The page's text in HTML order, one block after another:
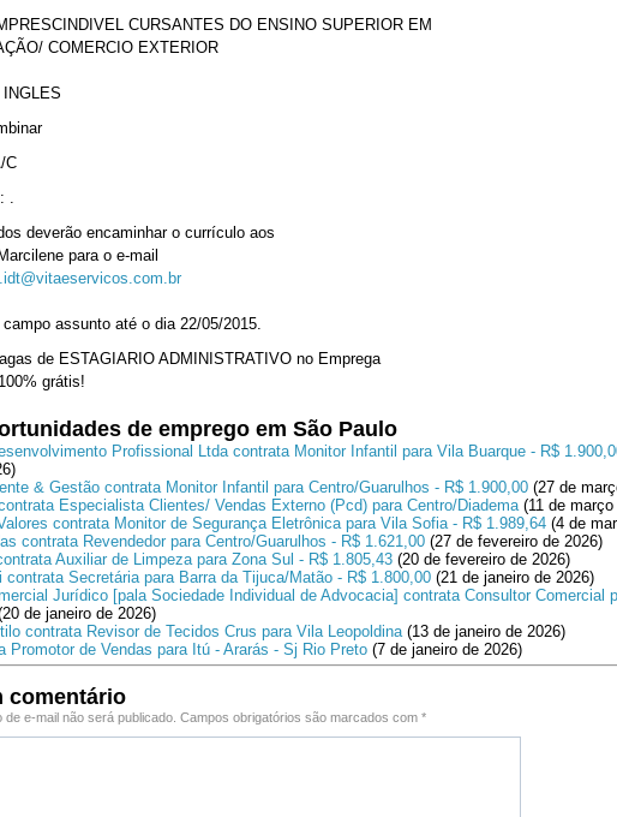
CURSANTES DO ENSINO SUPERIOR EM
COMERCIO EXTERIOR
C
.
deverão encaminhar o currículo aos
para o e-mail
campo assunto até o dia 22/05/2015.
de ESTAGIARIO ADMINISTRATIVO no Emprega
grátis!
de emprego em São Paulo
Profissional Ltda contrata Monitor Infantil para Vila Buarque - R$
& Gestão contrata Monitor Infantil para Centro/Guarulhos - R$ 1.900,00 (27 de
Especialista Clientes/ Vendas Externo (Pcd) para Centro/Diadema(11 de março
contrata Monitor de Segurança Eletrônica para Vila Sofia - R$ 1.989,64 (4 de
contrata Revendedor para Centro/Guarulhos - R$ 1.621,00 (27 de fevereiro de 2026)
Auxiliar de Limpeza para Zona Sul - R$ 1.805,43 (20 de fevereiro de 2026)
contrata Secretária para Barra da Tijuca/Matão - R$ 1.800,00 (21 de janeiro de 2026)
Jurídico [pala Sociedade Individual de Advocacia] contrata Consultor Comercial
de janeiro de 2026)
contrata Revisor de Tecidos Crus para Vila Leopoldina(13 de janeiro de 2026)
Promotor de Vendas para Itú - Ararás - Sj Rio Preto (7 de janeiro de 2026)
comentário
e-mail não será publicado. Campos obrigatórios são marcados com *